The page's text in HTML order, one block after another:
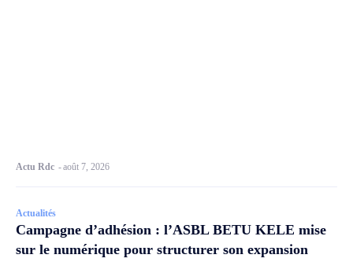
Actu Rdc -août 7, 2026
Actualités
Campagne d’adhésion : l’ASBL BETU KELE mise
sur le numérique pour structurer son expansion